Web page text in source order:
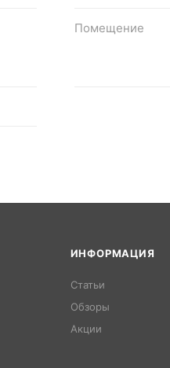
Помещение
ИНФОРМАЦИЯ
Статьи
Обзоры
Акции